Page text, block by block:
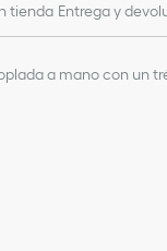
tienda Entrega y
a mano con un